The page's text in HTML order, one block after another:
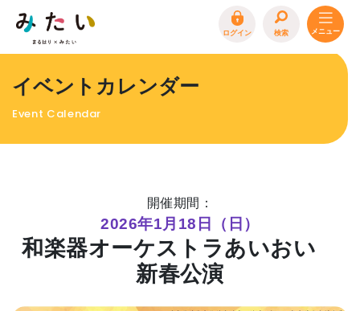
ログイン 検索
特集
まるはり×みたい お問合わせ イベント情報募集
プライバシーポリシー
イベントカレンダー
Event Calendar
開催期間：
2026年1月18日（日）
和楽器オーケストラあいおい
新春公演